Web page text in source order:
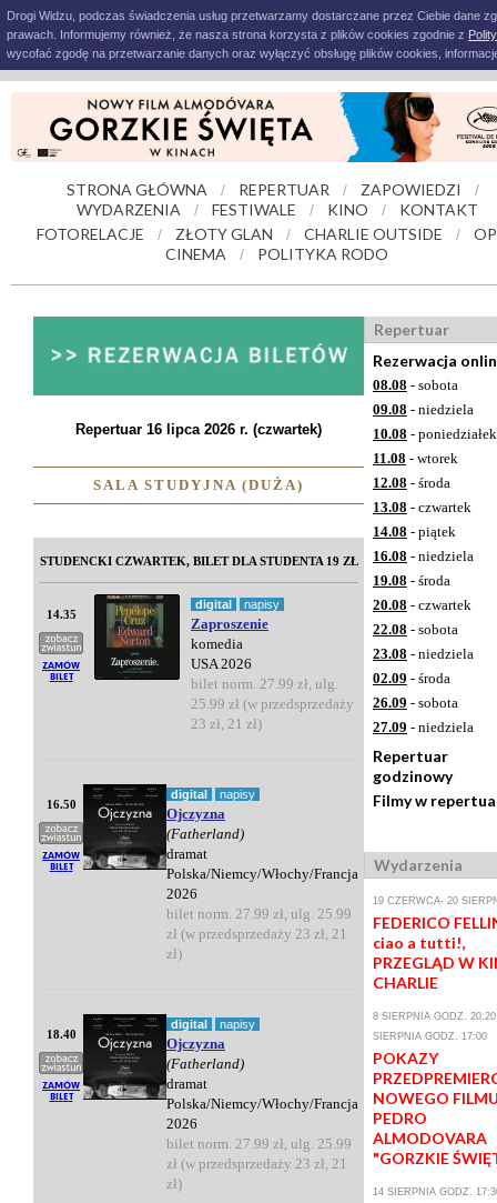
Drogi Widzu, podczas świadczenia usług przetwarzamy dostarczane przez Ciebie dane
prawach. Informujemy również, że nasza strona korzysta z plików cookies zgodnie z
wycofać zgodę na przetwarzanie danych oraz wyłączyć obsługę plików cookies,
STRONA GŁÓWNA / REPERTUAR / ZAPOWIEDZI /
WYDARZENIA / FESTIWALE / KINO /
KONTAKT
FOTORELACJE
/ ZŁOTY GLAN / CHARLIE OUTSIDE /
CINEMA
/ POLITYKA RODO
Repertuar 16 lipca 2026 r. (czwartek)
SALA STUDYJNA (DUŻA)
STUDENCKI CZWARTEK, BILET DLA STUDENTA 19 ZŁ
14.35
digital napisy
Zaproszenie
komedia
USA 2026
bilet norm. 27.99 zł, ulg.
25.99 zł (w przedsprzedaży
23 zł, 21 zł)
16.50
digital napisy
Ojczyzna
(Fatherland)
dramat
Polska/Niemcy/Włochy/Francja
2026
bilet norm. 27.99 zł, ulg. 25.99
zł (w przedsprzedaży 23 zł, 21
zł)
18.40
digital napisy
Ojczyzna
(Fatherland)
dramat
Polska/Niemcy/Włochy/Francja
2026
bilet norm. 27.99 zł, ulg. 25.99
zł (w przedsprzedaży 23 zł, 21
zł)
Repertuar
Rezerwacja
08.08 - sobota
09.08 - niedziela
10.08 - poniedziałek
11.08 - wtorek
12.08 - środa
13.08 - czwartek
14.08 - piątek
16.08 - niedziela
19.08 - środa
20.08 - czwartek
22.08 - sobota
23.08 - niedziela
02.09 - środa
26.09 - sobota
27.09 - niedziela
Repertuar
godzinowy
Filmy w
Wydarzenia
19 CZERWCA- 20
FEDERICO
ciao a tutti!,
PRZEGLĄD W
CHARLIE
8 SIERPNIA GODZ.
SIERPNIA GODZ. 17:00
POKAZY
NOWEGO
PEDRO
ALMODOVARA
"GORZKIE
14 SIERPNIA GODZ.